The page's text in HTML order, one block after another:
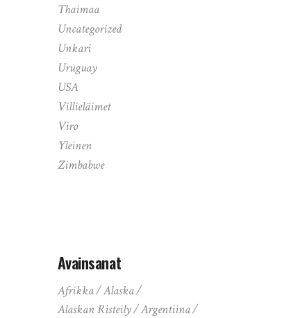
Thaimaa
Uncategorized
Unkari
Uruguay
USA
Villieläimet
Viro
Yleinen
Zimbabwe
Avainsanat
Afrikka
Alaska
Alaskan Risteily
Argentiina